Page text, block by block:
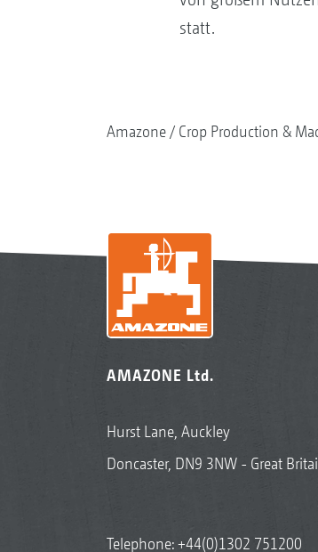
statt.
Amazone Crop Production &
AMAZONE Ltd.
Hurst Lane, Auckley
Doncaster, DN9 3NW - Great
Telephone:+44(0)1302 751200